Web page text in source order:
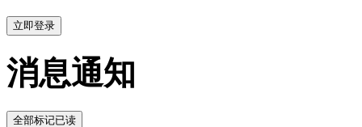
立即登录
消息通知
全部标记已读